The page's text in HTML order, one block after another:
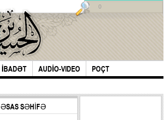
İBADƏT AUDİO-VIDEO POÇT
0
ƏSAS SƏHİFƏ